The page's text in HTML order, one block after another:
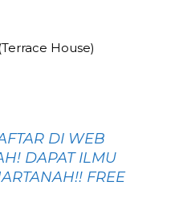
House)
DI WEB
DAPAT ILMU
FREE